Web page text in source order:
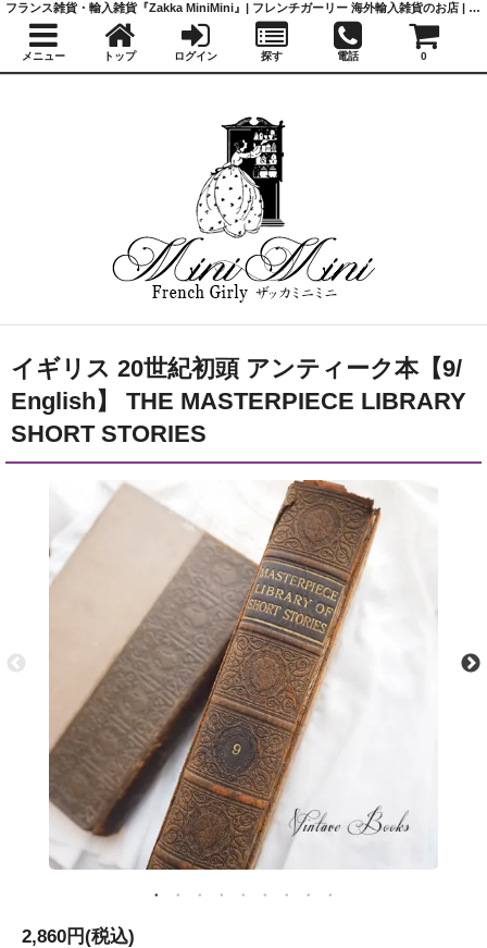
イギリス 20世紀初頭 アンティーク本【9/
English】 THE MASTERPIECE LIBRARY
SHORT STORIES
2,860円(税込)
フランス雑貨・輸入雑貨『Zakka MiniMini』| フレンチガーリー 海外輸入雑貨のお店 | かわいい雑貨 | 蚤の市 | アンティーク
メニュー トップ ログイン 探す 電話 0